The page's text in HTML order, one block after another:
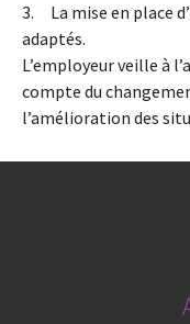
3. La mise en place
adaptés.
L’employeur veille à
compte du
l’amélioration des